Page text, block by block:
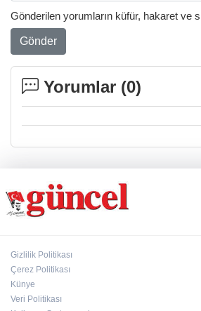
Gönderilen yorumların küfür, hakaret ve
Gönder
Yorumlar (0)
Gizlilik Politikası
Çerez Politikası
Künye
Veri Politikası